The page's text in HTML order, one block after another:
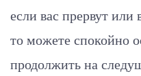
если вас прервут или
то можете спокойно
продолжить на